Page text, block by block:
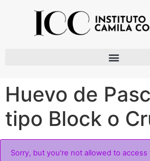
Huevo de
tipo Block o
Sorry, but you're not allowed to access